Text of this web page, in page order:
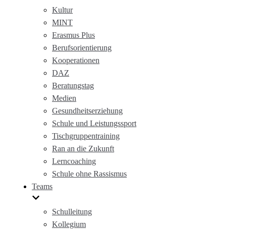
Kultur
MINT
Erasmus Plus
Berufsorientierung
Kooperationen
DAZ
Beratungstag
Medien
Gesundheitserziehung
Schule und Leistungssport
Tischgruppentraining
Ran an die Zukunft
Lerncoaching
Schule ohne Rassismus
Teams
Schulleitung
Kollegium